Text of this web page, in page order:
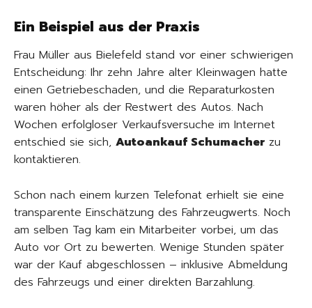
Ein Beispiel aus der Praxis
Frau Müller aus Bielefeld stand vor einer schwierigen
Entscheidung: Ihr zehn Jahre alter Kleinwagen hatte
einen Getriebeschaden, und die Reparaturkosten
waren höher als der Restwert des Autos. Nach
Wochen erfolgloser Verkaufsversuche im Internet
entschied sie sich, Autoankauf Schumacher zu
kontaktieren.
Schon nach einem kurzen Telefonat erhielt sie eine
transparente Einschätzung des Fahrzeugwerts. Noch
am selben Tag kam ein Mitarbeiter vorbei, um das
Auto vor Ort zu bewerten. Wenige Stunden später
war der Kauf abgeschlossen – inklusive Abmeldung
des Fahrzeugs und einer direkten Barzahlung.